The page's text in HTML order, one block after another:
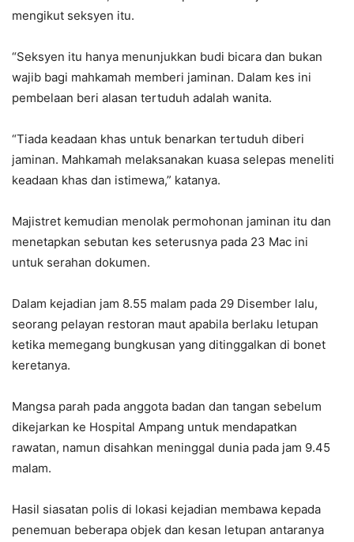
mengikut seksyen itu.
“Seksyen itu hanya menunjukkan budi bicara dan bukan
wajib bagi mahkamah memberi jaminan. Dalam kes ini
pembelaan beri alasan tertuduh adalah wanita.
“Tiada keadaan khas untuk benarkan tertuduh diberi
jaminan. Mahkamah melaksanakan kuasa selepas meneliti
keadaan khas dan istimewa,” katanya.
Majistret kemudian menolak permohonan jaminan itu dan
menetapkan sebutan kes seterusnya pada 23 Mac ini
untuk serahan dokumen.
Dalam kejadian jam 8.55 malam pada 29 Disember lalu,
seorang pelayan restoran maut apabila berlaku letupan
ketika memegang bungkusan yang ditinggalkan di bonet
keretanya.
Mangsa parah pada anggota badan dan tangan sebelum
dikejarkan ke Hospital Ampang untuk mendapatkan
rawatan, namun disahkan meninggal dunia pada jam 9.45
malam.
Hasil siasatan polis di lokasi kejadian membawa kepada
penemuan beberapa objek dan kesan letupan antaranya